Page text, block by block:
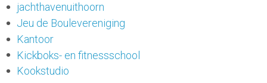
jachthavenuithoorn
Jeu de Boulevereniging
Kantoor
Kickboks- en fitnessschool
Kookstudio